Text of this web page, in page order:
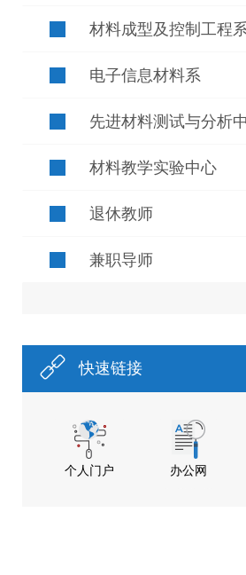
材料成型及控制工程
电子信息材料系
先进材料测试与分析
材料教学实验中心
退休教师
兼职导师
快速链接
个人门户 办公网